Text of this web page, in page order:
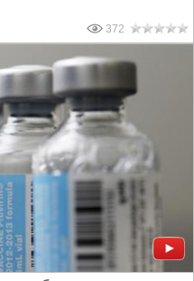
372